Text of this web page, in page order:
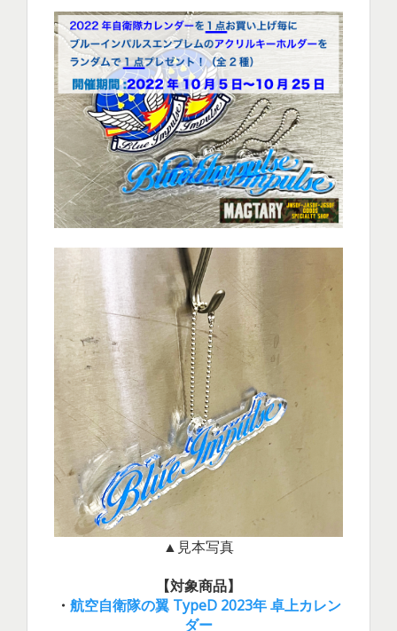
▲見本写真
【対象商品】
・ 航空自衛隊の翼 TypeD 2023年 卓上カレン
ダー